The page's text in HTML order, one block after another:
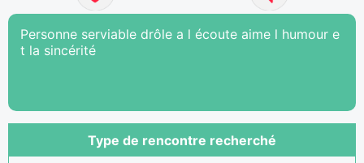
Personne serviable drôle a l écoute aime l humour e
t la sincérité
Type de rencontre recherché